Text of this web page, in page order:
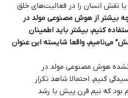
یا نقش انسان را در فعالیت‌های خلق
بیشتر از هوش مصنوعی مولد در
کنیم، بیشتر باید اطمینان
می‌نامیم، واقعا شایسته این عنوان
نشده هوش مصنوعی مولد در
کنیم، احتمالا شاهد تکرار
بود که نیم قرن پیش با رشد